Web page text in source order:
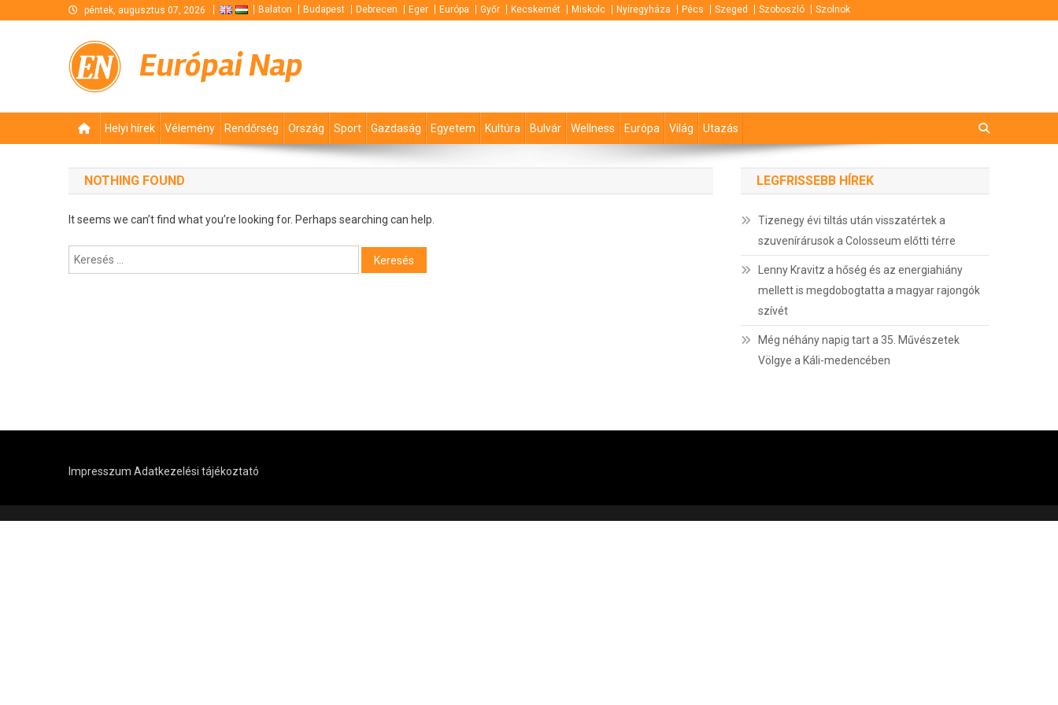
péntek, augusztus 07, 2026 Balaton Budapest Debrecen Eger Európa Győr Kecskemét Miskolc Nyíregyháza Pécs Szeged Szoboszló Szolnok
Európai Nap
Helyi hírek Vélemény Rendőrség Ország Sport Gazdaság Egyetem Kultúra Bulvár Wellness Európa Világ Utazás
NOTHING FOUND
It seems we can’t find what you’re looking for. Perhaps searching can help.
Keresés:
LEGFRISSEBB HÍREK
Tizenegy évi tiltás után visszatértek a
szuvenírárusok a Colosseum előtti térre
Lenny Kravitz a hőség és az energiahiány
mellett is megdobogtatta a magyar rajongók
szívét
Még néhány napig tart a 35. Művészetek
Völgye a Káli-medencében
Impresszum Adatkezelési tájékoztató